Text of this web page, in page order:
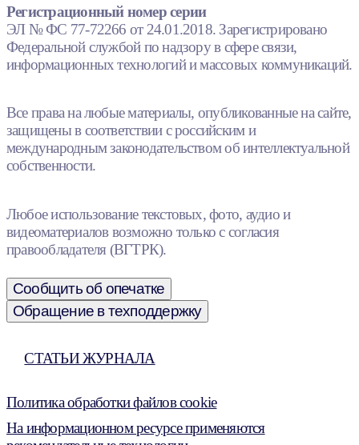
Регистрационный номер серии
ЭЛ № ФС 77-72266 от 24.01.2018. Зарегистрировано
Федеральной службой по надзору в сфере связи,
информационных технологий и массовых коммуникаций.
Все права на любые материалы, опубликованные на сайте,
защищены в соответствии с российским и
международным законодательством об интеллектуальной
собственности.
Любое использование текстовых, фото, аудио и
видеоматериалов возможно только с согласия
правообладателя (ВГТРК).
Сообщить об опечатке
Обращение в техподдержку
СТАТЬИ ЖУРНАЛА
Политика обработки файлов cookie
На информационном ресурсе применяются